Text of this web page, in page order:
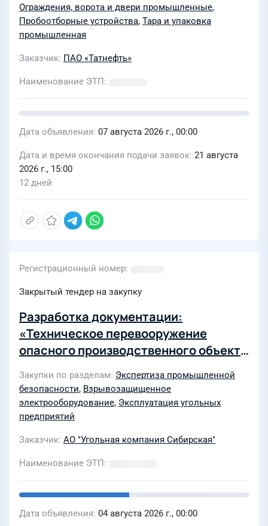
Ограждения, ворота и двери промышленные,
Пробоотборные устройства, Тара и упаковка
промышленная
Заказчик ПАО «Татнефть»
Наименование ЭТП
Дата объявления 07 августа 2026 г., 00:00
Дата и время окончания подачи заявок 21 августа
2026 г., 15:00
12 дней
Регистрационный номер
Закрытый тендер на закупку
Разработка документации:
«Техническое перевооружение
опасного производственного объекта
Сибирская» в части организации
комплексного обеспыливания и
пылевзрывозащиты (Документация
по борьбе с пылью и
«Увальная» АО «УК Сибирская»)» (2-й
этап торгов)
Закупки по разделам Экспертиза промышленной
безопасности, Взрывозащищенное
электрооборудование, Эксплуатация угольных
предприятий
Заказчик АО "Угольная компания Сибирская"
Наименование ЭТП
Дата объявления 04 августа 2026 г., 00:00